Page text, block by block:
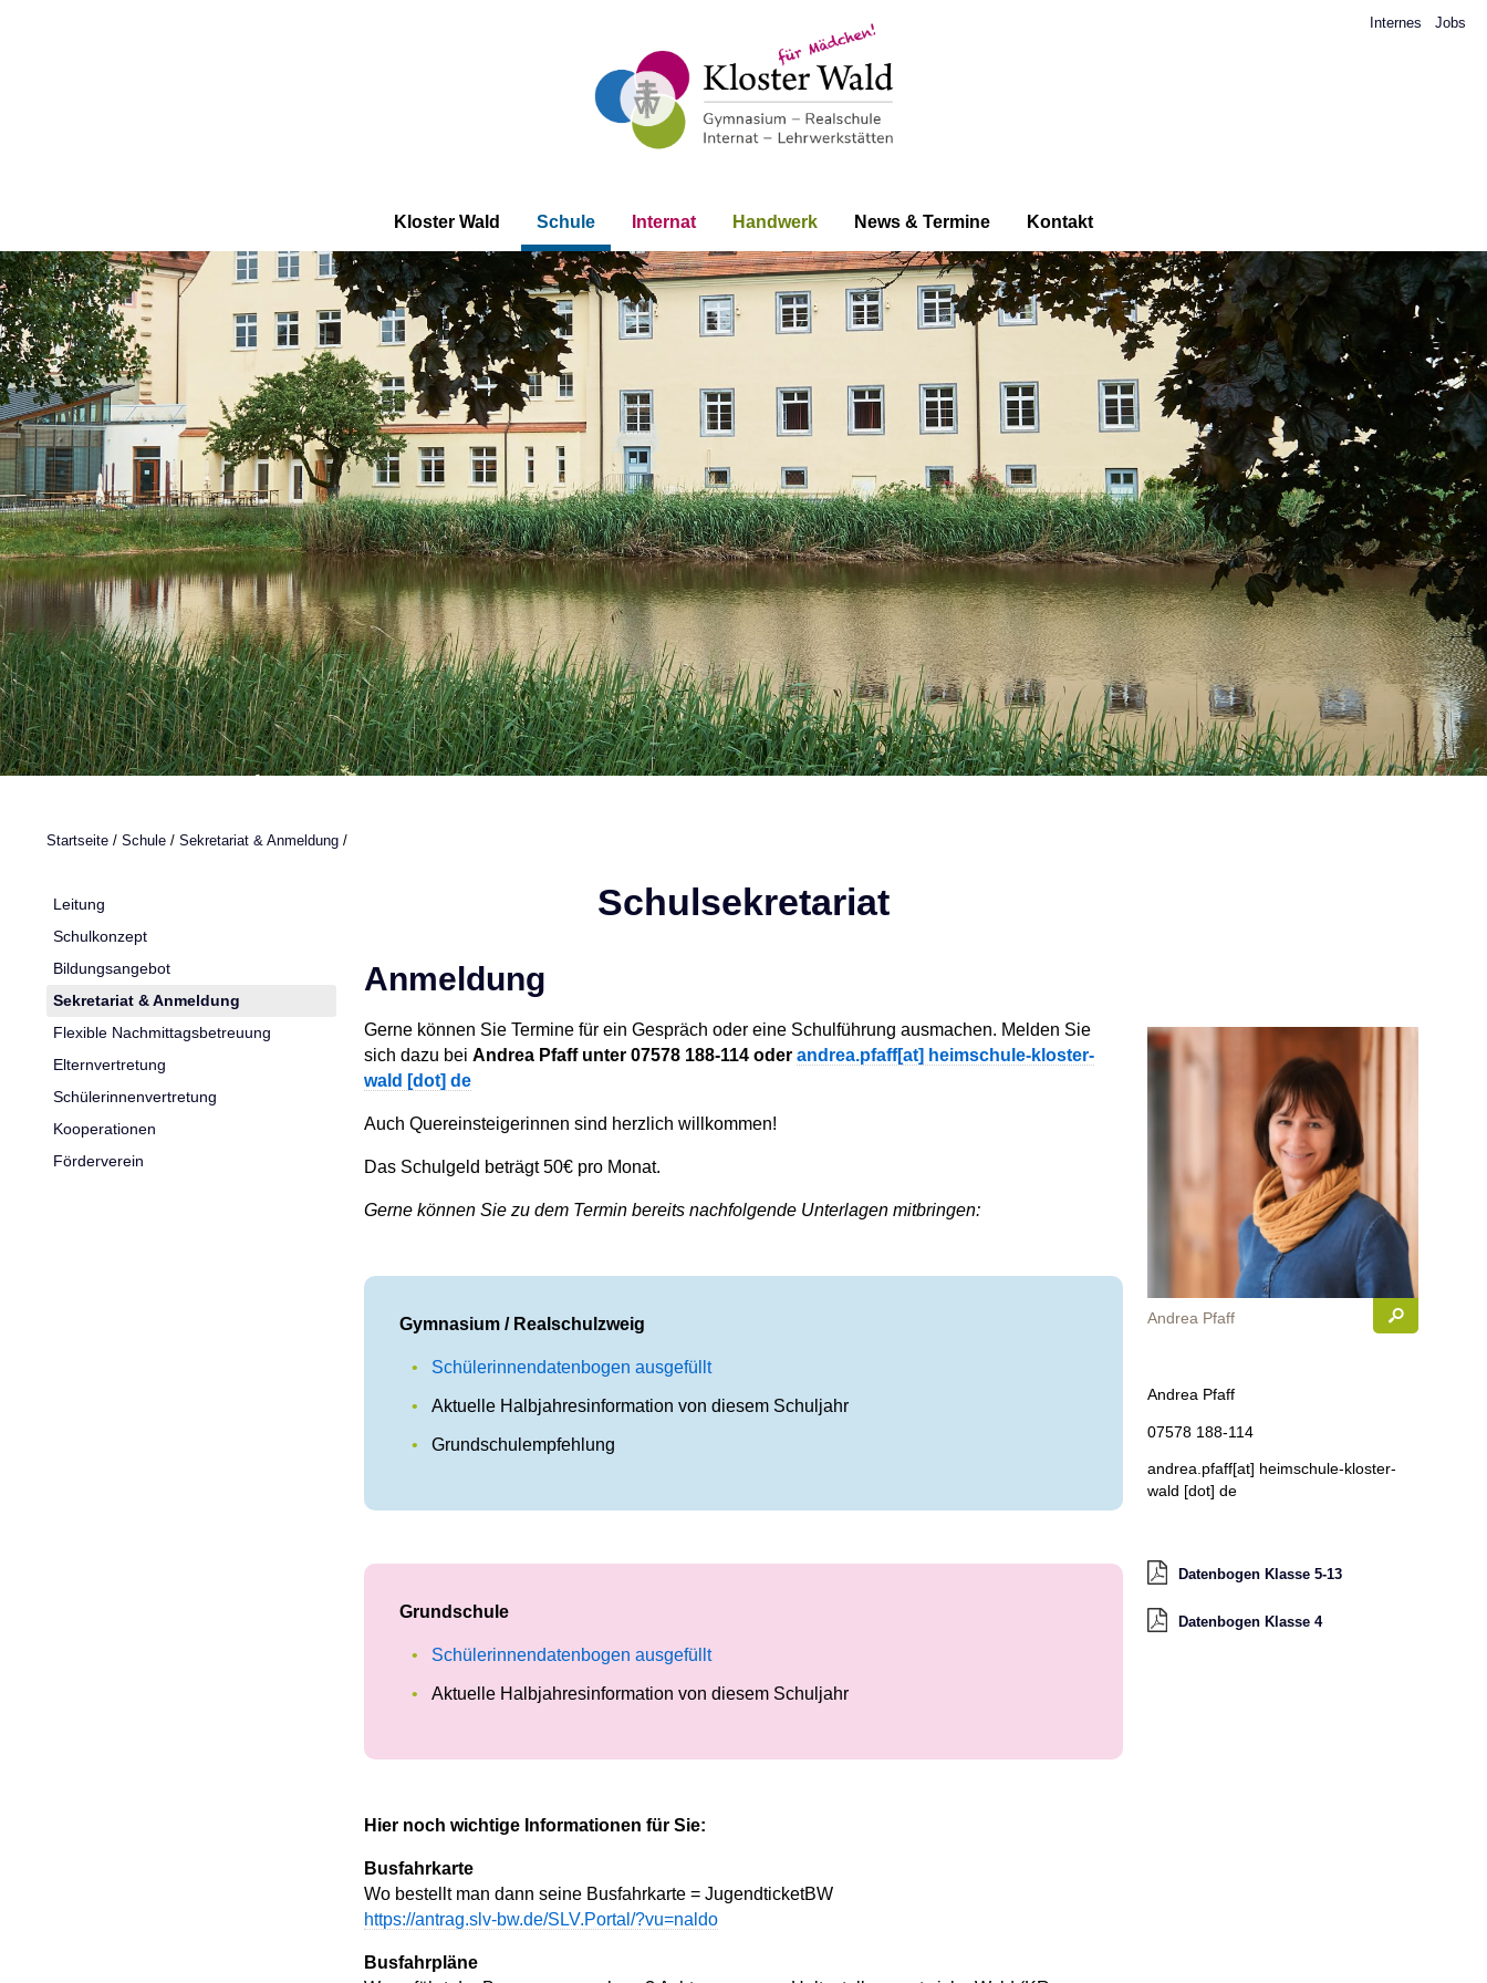
Internes Jobs
Kloster Wald Schule Internat Handwerk News & Termine Kontakt
Startseite / Schule / Sekretariat & Anmeldung /
Leitung
Schulkonzept
Bildungsangebot
Sekretariat & Anmeldung
Flexible Nachmittagsbetreuung
Elternvertretung
Schülerinnenvertretung
Kooperationen
Förderverein
Schulsekretariat
Anmeldung
Gerne können Sie Termine für ein Gespräch oder eine Schulführung ausmachen. Melden Sie
sich dazu beiAndrea Pfaff unter 07578 188-114 oderandrea.pfaff[at] heimschule-kloster-
wald [dot] de
Auch Quereinsteigerinnen sind herzlich willkommen!
Das Schulgeld beträgt 50€ pro Monat.
Gerne können Sie zu dem Termin bereits nachfolgende Unterlagen mitbringen:
Gymnasium / Realschulzweig
Schülerinnendatenbogen ausgefüllt
Aktuelle Halbjahresinformation von diesem Schuljahr
Grundschulempfehlung
Grundschule
Schülerinnendatenbogen ausgefüllt
Aktuelle Halbjahresinformation von diesem Schuljahr
Hier noch wichtige Informationen für Sie:
Busfahrkarte
Wo bestellt man dann seine Busfahrkarte = JugendticketBW
https://antrag.slv-bw.de/SLV.Portal/?vu=naldo
Busfahrpläne
Andrea Pfaff
Andrea Pfaff
07578 188-114
andrea.pfaff[at] heimschule-kloster-
wald [dot] de
Datenbogen Klasse 5-13
Datenbogen Klasse 4